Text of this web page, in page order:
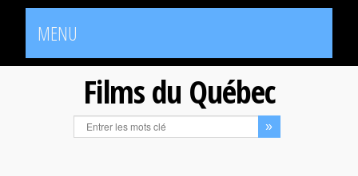
MENU
Films du Québec